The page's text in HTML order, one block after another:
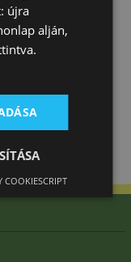
Nyereg
Díjlovas Bőr
Daslö Gold
310 230 Ft
újra
alján,
COOKIESCRIPT